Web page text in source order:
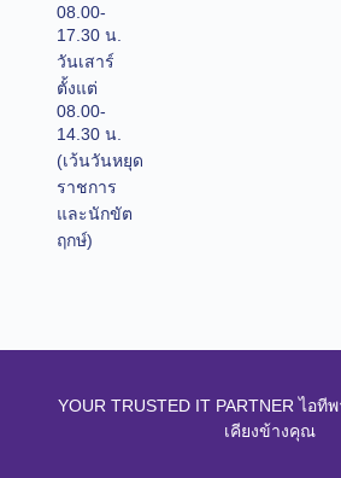
08.00-
17.30 น.
วันเสาร์
ตั้งแต่
08.00-
14.30 น.
(เว้นวันหยุด
ราชการ
และนักขัต
ฤกษ์)
YOUR TRUSTED IT PARTNER ไอที
เคียงข้างคุณ